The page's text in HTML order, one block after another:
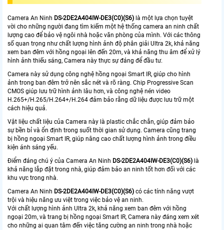
Camera An Ninh DS-2DE2A404IW-DE3(C0)(S6) là một lựa chọn tuyệt
vời cho những người đang tìm kiếm một hệ thống camera an ninh chất
lượng cao để bảo vệ ngôi nhà hoặc văn phòng của mình. Với các thông
số quan trọng như chất lượng hình ảnh độ phân giải Ultra 2k, khả năng
xem ban đêm với hồng ngoại lên đến 20m, và khả năng thu âm để xử lý
hình ảnh thiếu sáng, Camera này thực sự đáng để đầu tư.
Camera này sử dụng công nghệ hồng ngoại Smart IR, giúp cho hình
ảnh trong ban đêm trở nên sắc nét và rõ ràng. Chip Progressive Scan
CMOS giúp lưu trữ hình ảnh lâu hơn, và công nghệ nén video
H.265+/H.265/H.264+/H.264 đảm bảo rằng dữ liệu được lưu trữ một
cách hiệu quả.
Vật liệu chất liệu của Camera này là plastic chắc chắn, giúp đảm bảo
sự bền bỉ và ổn định trong suốt thời gian sử dụng. Camera cũng trang
bị hồng ngoại Smart IR, giúp nâng cao chất lượng hình ảnh trong điều
kiện ánh sáng yếu.
Điểm đáng chú ý của Camera An Ninh DS-2DE2A404IW-DE3(C0)(S6) là
khả năng lắp đặt trong nhà, giúp đảm bảo an ninh tốt hơn đối với các
khu vực trong nhà.
Camera An Ninh DS-2DE2A404IW-DE3(C0)(S6) có các tính năng vượt
trội và hiệu năng ưu việt trong việc bảo vệ an ninh.
Với chất lượng hình ảnh Ultra 2k, khả năng xem ban đêm với hồng
ngoại 20m, và trang bị hồng ngoại Smart IR, Camera này đáng xem xét
cho những ai quan tâm đến việc tăng cường an ninh trong nhà hoặc